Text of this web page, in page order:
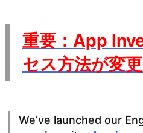
重要：App
セス方法が変
We’ve launched our